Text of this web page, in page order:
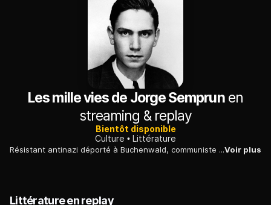
Les mille vies de Jorge Semprunen
streaming & replay
Bientôt disponible
Culture
Littérature
Résistant antinazi déporté à Buchenwald, communiste persécuté sous Franco, écrivain de renom en France, Jorge Semprun a toujours été en première ligne de tous les combats.Voir plus
Littérature en replay